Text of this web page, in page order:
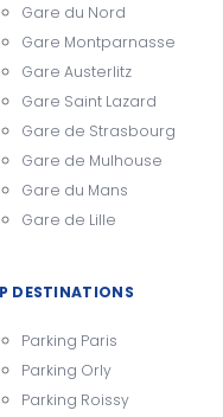
Gare du Nord
Gare Montparnasse
Gare Austerlitz
Gare Saint Lazard
Gare de Strasbourg
Gare de Mulhouse
Gare du Mans
Gare de Lille
DESTINATIONS
Parking Paris
Parking Orly
Parking Roissy